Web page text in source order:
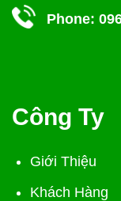
Phone:
Công Ty
Giới Thiệu
Khách Hàng